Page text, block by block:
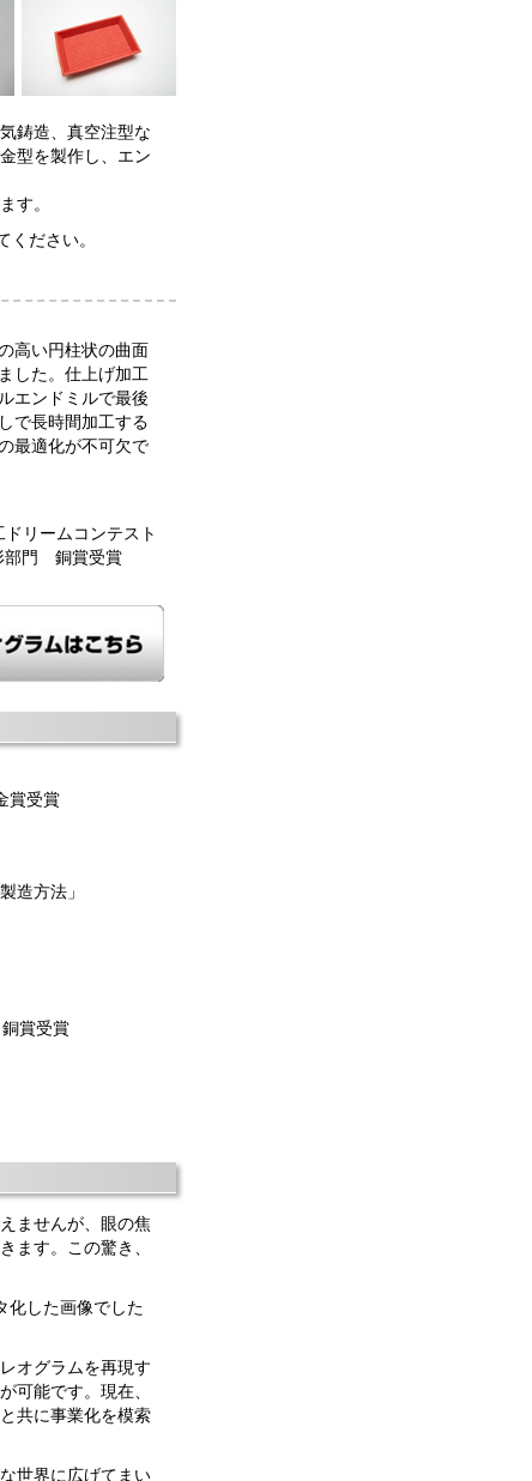
鋳造、真空注型な
型を製作し、エン
す。
ださい。
高い円柱状の曲面
した。仕上げ加工
エンドミルで最後
で長時間加工する
最適化が不可欠で
リームコンテスト
部門 銅賞受賞
賞受賞
造方法」
賞受賞
ませんが、眼の焦
ます。この驚き、
化した画像でした
オグラムを再現す
可能です。現在、
共に事業化を模索
世界に広げてまい